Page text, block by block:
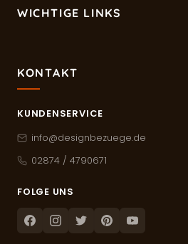
WICHTIGE LINKS
KONTAKT
KUNDENSERVICE
info@designbezuege.de
02874 / 4790671
FOLGE UNS
FacebookInstagram
TwitterPinterestYoutube